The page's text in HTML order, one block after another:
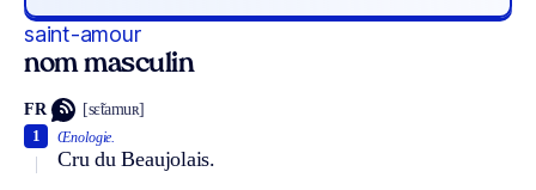
saint-amour
nom masculin
FR [sɛ̃tamuʀ]
Œnologie.
Cru du Beaujolais.
1